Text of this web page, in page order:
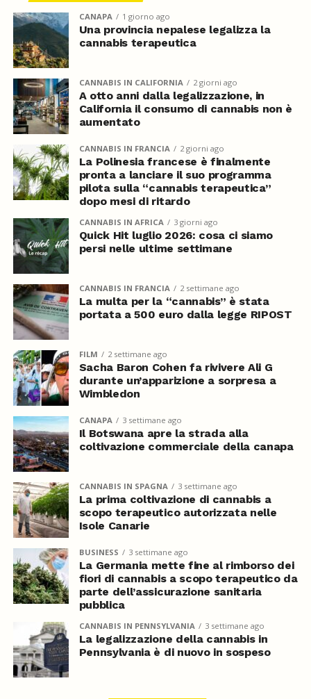
CANAPA 1 giorno ago
Una provincia nepalese legalizza la
cannabis terapeutica
CANNABIS IN CALIFORNIA 2 giorni ago
A otto anni dalla legalizzazione, in
California il consumo di cannabis non è
aumentato
CANNABIS IN FRANCIA 2 giorni ago
La Polinesia francese è finalmente
pronta a lanciare il suo programma
pilota sulla “cannabis terapeutica”
dopo mesi di ritardo
CANNABIS IN AFRICA 3 giorni ago
Quick Hit luglio 2026: cosa ci siamo
persi nelle ultime settimane
CANNABIS IN FRANCIA 2 settimane ago
La multa per la “cannabis” è stata
portata a 500 euro dalla legge RIPOST
FILM 2 settimane ago
Sacha Baron Cohen fa rivivere Ali G
durante un’apparizione a sorpresa a
Wimbledon
CANAPA 3 settimane ago
Il Botswana apre la strada alla
coltivazione commerciale della canapa
CANNABIS IN SPAGNA 3 settimane ago
La prima coltivazione di cannabis a
scopo terapeutico autorizzata nelle
Isole Canarie
BUSINESS 3 settimane ago
La Germania mette fine al rimborso dei
fiori di cannabis a scopo terapeutico da
parte dell’assicurazione sanitaria
pubblica
CANNABIS IN PENNSYLVANIA 3 settimane ago
La legalizzazione della cannabis in
Pennsylvania è di nuovo in sospeso